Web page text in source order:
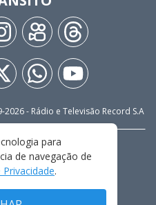
2026- Rádio e Televisão Record S.A
PRIVACIDADE
DE USO
para
de navegação de
.